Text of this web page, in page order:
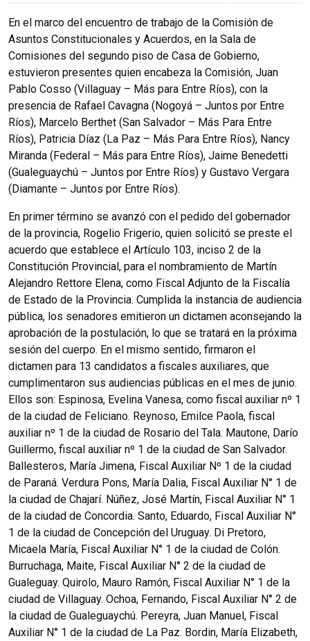
En el marco del encuentro de trabajo de la Comisión de
Asuntos Constitucionales y Acuerdos, en la Sala de
Comisiones del segundo piso de Casa de Gobierno,
estuvieron presentes quien encabeza la Comisión, Juan
Pablo Cosso (Villaguay – Más para Entre Ríos), con la
presencia de Rafael Cavagna (Nogoyá – Juntos por Entre
Ríos), Marcelo Berthet (San Salvador – Más Para Entre
Ríos), Patricia Díaz (La Paz – Más Para Entre Ríos), Nancy
Miranda (Federal – Más para Entre Ríos), Jaime Benedetti
(Gualeguaychú – Juntos por Entre Ríos) y Gustavo Vergara
(Diamante – Juntos por Entre Ríos).
En primer término se avanzó con el pedido del gobernador
de la provincia, Rogelio Frigerio, quien solicitó se preste el
acuerdo que establece el Artículo 103, inciso 2 de la
Constitución Provincial, para el nombramiento de Martín
Alejandro Rettore Elena, como Fiscal Adjunto de la Fiscalía
de Estado de la Provincia. Cumplida la instancia de audiencia
pública, los senadores emitieron un dictamen aconsejando la
aprobación de la postulación, lo que se tratará en la próxima
sesión del cuerpo. En el mismo sentido, firmaron el
dictamen para 13 candidatos a fiscales auxiliares, que
cumplimentaron sus audiencias públicas en el mes de junio.
Ellos son: Espinosa, Evelina Vanesa, como fiscal auxiliar nº 1
de la ciudad de Feliciano. Reynoso, Emilce Paola, fiscal
auxiliar nº 1 de la ciudad de Rosario del Tala. Mautone, Darío
Guillermo, fiscal auxiliar nº 1 de la ciudad de San Salvador.
Ballesteros, María Jimena, Fiscal Auxiliar Nº 1 de la ciudad
de Paraná. Verdura Pons, María Dalia, Fiscal Auxiliar N° 1 de
la ciudad de Chajarí. Núñez, José Martín, Fiscal Auxiliar N° 1
de la ciudad de Concordia. Santo, Eduardo, Fiscal Auxiliar N°
1 de la ciudad de Concepción del Uruguay. Di Pretoro,
Micaela María, Fiscal Auxiliar N° 1 de la ciudad de Colón.
Burruchaga, Maite, Fiscal Auxiliar N° 2 de la ciudad de
Gualeguay. Quirolo, Mauro Ramón, Fiscal Auxiliar N° 1 de la
ciudad de Villaguay. Ochoa, Fernando, Fiscal Auxiliar N° 2 de
la ciudad de Gualeguaychú. Pereyra, Juan Manuel, Fiscal
Auxiliar N° 1 de la ciudad de La Paz. Bordin, María Elizabeth,